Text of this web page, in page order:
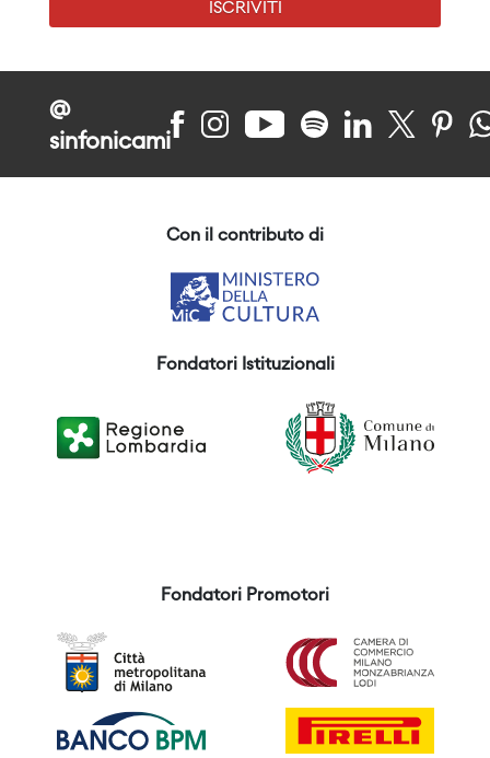
ISCRIVITI
@
sinfonicami
Con il contributo di
Fondatori Istituzionali
Fondatori Promotori